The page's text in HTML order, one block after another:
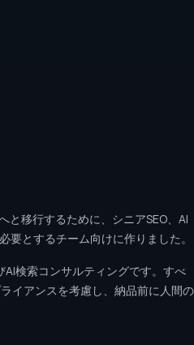
と移行するために、シニアSEO、AI
とするチーム向けに作りました。
AI検索コンサルティングです。すべ
イアンスを考慮し、納品前に人間の